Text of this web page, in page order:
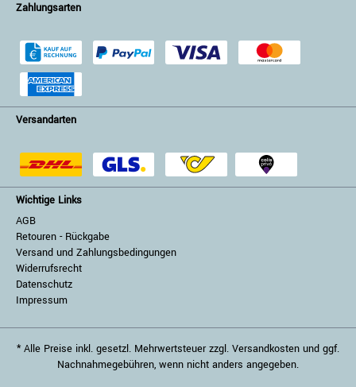
Zahlungsarten
Versandarten
Wichtige Links
AGB
Retouren - Rückgabe
Versand und Zahlungsbedingungen
Widerrufsrecht
Datenschutz
Impressum
* Alle Preise inkl. gesetzl. Mehrwertsteuer zzgl. Versandkosten und ggf.
Nachnahmegebühren, wenn nicht anders angegeben.